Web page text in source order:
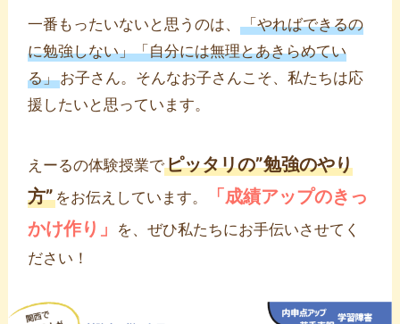
一番もったいないと思うのは、「やればできるの
に勉強しない」「自分には無理とあきらめてい
る」お子さん。そんなお子さんこそ、私たちは応
援したいと思っています。
えーるの体験授業でピッタリの”勉強のやり
方”をお伝えしています。
「成績アップのきっ
かけ作り」
を、ぜひ私たちにお手伝いさせてく
ださい！